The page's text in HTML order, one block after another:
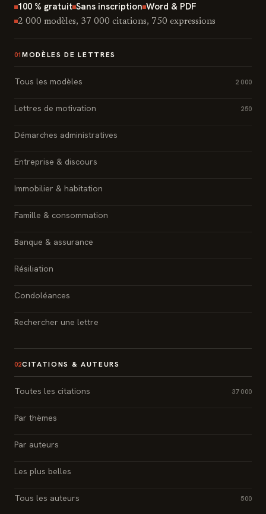
100 % gratuit Sans inscription Word & PDF
2 000 modèles, 37 000 citations, 750 expressions
01 MODÈLES DE LETTRES
Tous les modèles 2 000
Lettres de motivation 250
Démarches administratives
Entreprise & discours
Immobilier & habitation
Famille & consommation
Banque & assurance
Résiliation
Condoléances
Rechercher une lettre
02CITATIONS & AUTEURS
Toutes les citations 37 000
Par thèmes
Par auteurs
Les plus belles
Tous les auteurs 500